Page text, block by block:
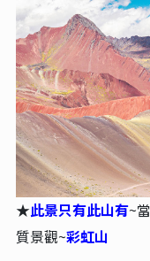
★此景只有此山有~
質景觀~彩虹山